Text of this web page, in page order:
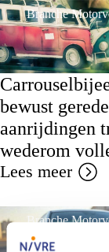
Branche
bewust
aanrijdingen
wederom
Lees meer
Branche